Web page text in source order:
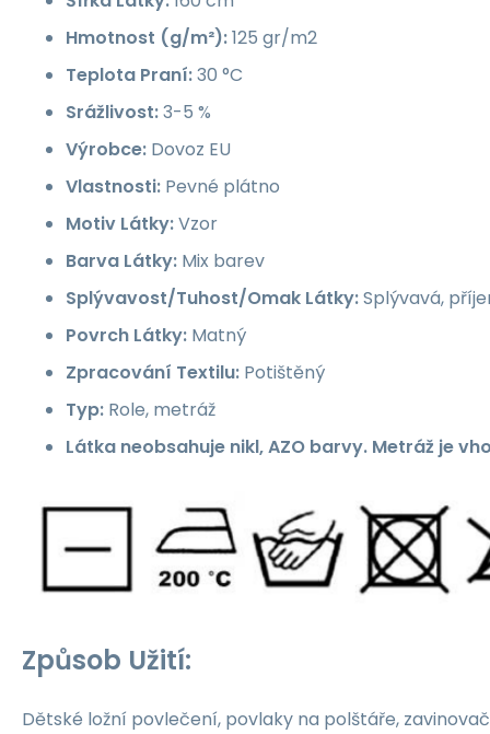
Hmotnost (g/m²):125 gr/m2
Teplota Praní:30 °C
Srážlivost:3-5 %
Výrobce: Dovoz EU
Vlastnosti: Pevné plátno
Motiv Látky:Vzor
Barva Látky: Mix barev
Splývavost/Tuhost/Omak Látky:Splývavá,
Povrch Látky: Matný
Zpracování Textilu: Potištěný
Typ: Role, metráž
Látka neobsahuje nikl, AZO barvy. Metráž je
Způsob Užití:
Dětské ložní povlečení, povlaky na polštáře,